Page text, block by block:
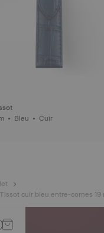
Entre-cornes 20 mm • Bleu • Cuir
cuir bleu entre-cornes 19